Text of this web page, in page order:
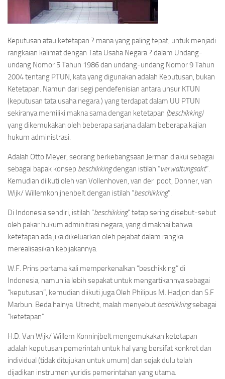
Keputusan atau ketetapan ? mana yang paling tepat, untuk menjadi
rangkaian kalimat dengan Tata Usaha Negara ? dalam Undang-
undang Nomor 5 Tahun 1986 dan undang-undang Nomor 9 Tahun
2004 tentang PTUN, kata yang digunakan adalah Keputusan, bukan
Ketetapan. Namun dari segi pendefenisian antara unsur KTUN
(keputusan tata usaha negara ) yang terdapat dalam UU PTUN
sekiranya memiliki makna sama dengan ketetapan (beschikking)
yang dikemukakan oleh beberapa sarjana dalam beberapa kajian
hukum administrasi.
Adalah Otto Meyer, seorang berkebangsaan Jerman diakui sebagai
sebagai bapak konsep beschikkingdengan istilah “verwaltungsakt”.
Kemudian diikuti oleh van Vollenhoven, van der poot, Donner, van
Wijk/ Willemkonijnenbelt dengan istilah “beschikking”.
Di Indonesia sendiri, istilah “beschikking” tetap sering disebut-sebut
oleh pakar hukum adminitrasi negara, yang dimaknai bahwa
ketetapan ada jika dikeluarkan oleh pejabat dalam rangka
merealisasikan kebijakannya.
W.F. Prins pertama kali memperkenalkan “beschikking” di
Indonesia, namun ia lebih sepakat untuk mengartikannya sebagai
“keputusan”, kemudian diikuti juga Oleh Philipus M. Hadjon dan S.F
Marbun. Beda halnya Utrecht, malah menyebut beschikkingsebagai
“ketetapan”
H.D. Van Wijk/ Willem Konninjbelt mengemukakan ketetapan
adalah keputusan pemerintah untuk hal yang bersifat konkret dan
individual (tidak ditujukan untuk umum) dan sejak dulu telah
dijadikan instrumen yuridis pemerintahan yang utama.